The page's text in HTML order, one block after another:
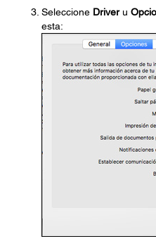
Seleccione Driveru
esta: